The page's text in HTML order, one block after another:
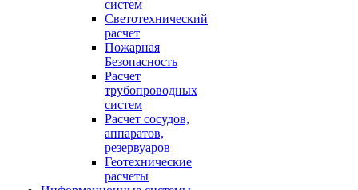
систем
Светотехнический
расчет
Пожарная
Безопасность
Расчет
трубопроводных
систем
Расчет сосудов,
аппаратов,
резервуаров
Геотехнические
расчеты